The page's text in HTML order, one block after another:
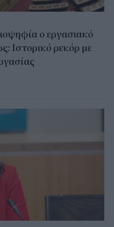
ο εργασιακό
Ιστορικό ρεκόρ με